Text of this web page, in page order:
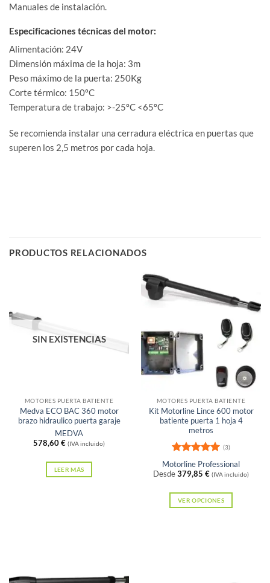
Manuales de instalación.
Especificaciones técnicas del motor:
Alimentación: 24V
Dimensión máxima de la hoja: 3m
Peso máximo de la puerta: 250Kg
Corte térmico: 150ºC
Temperatura de trabajo: >-25ºC <65ºC
Se recomienda instalar una cerradura eléctrica en puertas que
superen los 2,5 metros por cada hoja.
PRODUCTOS RELACIONADOS
SIN EXISTENCIAS
MOTORES PUERTA BATIENTE
Medva ECO BAC 360 motor
brazo hidraulico puerta garaje
MEDVA
578,60€ (IVA incluido)
LEER MÁS
MOTORES PUERTA BATIENTE
Kit Motorline Lince 600 motor
batiente puerta 1 hoja 4
metros
Valorado
con5de 5
(3)
Motorline Professional
Desde379,85 € (IVA incluido)
VER OPCIONES